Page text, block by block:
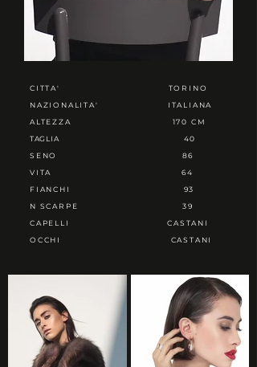
CITTA'
NAZIONALITA'
ALTEZZA
TAGLIA
SENO
VITA
FIANCHI
N SCARPE
CAPELLI
OCCHI
TORINO
ITALIANA
170 CM
40
86
64
93
39
CASTANI
CASTANI